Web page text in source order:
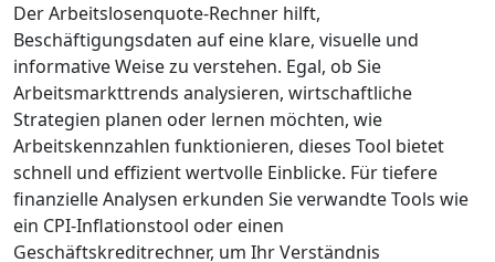
Der Arbeitslosenquote-Rechner hilft,
Beschäftigungsdaten auf eine klare, visuelle und
informative Weise zu verstehen. Egal, ob Sie
Arbeitsmarkttrends analysieren, wirtschaftliche
Strategien planen oder lernen möchten, wie
Arbeitskennzahlen funktionieren, dieses Tool bietet
schnell und effizient wertvolle Einblicke. Für tiefere
finanzielle Analysen erkunden Sie verwandte Tools wie
ein CPI-Inflationstool oder einen
Geschäftskreditrechner, um Ihr Verständnis